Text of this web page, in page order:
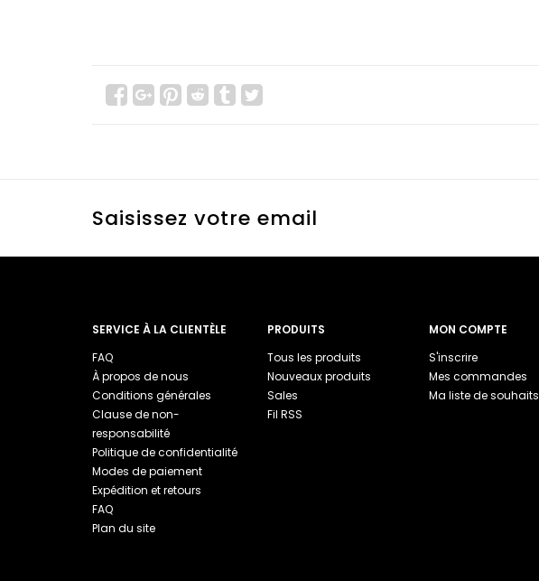
Saisissez votre email
SERVICE À LA CLIENTÈLE
FAQ
À propos de nous
Conditions générales
Clause de non-
responsabilité
Politique de confidentialité
Modes de paiement
Expédition et retours
FAQ
Plan du site
PRODUITS
Tous les produits
Nouveaux produits
Sales
Fil RSS
MON COMPTE
S'inscrire
Mes commandes
Ma liste de souhaits